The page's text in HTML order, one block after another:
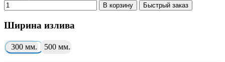
В корзину Быстрый заказ
Ширина излива
300 мм. 500 мм.